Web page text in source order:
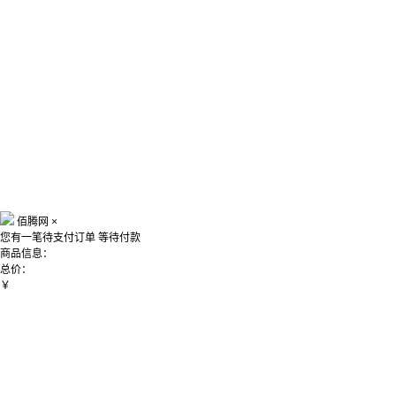
佰腾网 ×
您有一笔待支付订单 等待付款
商品信息：
总价：
￥